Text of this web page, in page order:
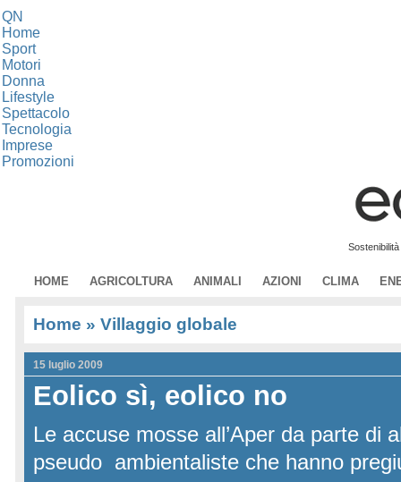
QN
Home
Sport
Motori
Donna
Lifestyle
Spettacolo
Tecnologia
Imprese
Promozioni
HOME AGRICOLTURA ANIMALI AZIONI CLIMA
Home » Villaggio globale
15 luglio 2009
Eolico sì, eolico no
Le accuse mosse all’Aper da parte di
pseudo  ambientaliste che hanno